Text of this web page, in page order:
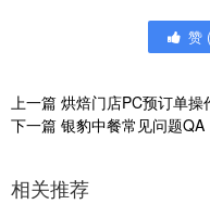
赞 (
上一篇 烘焙门店PC预订单操
下一篇 银豹中餐常见问题QA
相关推荐